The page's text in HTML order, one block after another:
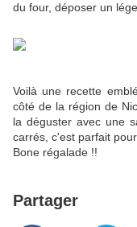
du four, déposer un
Voilà une recette
côté de la région de
la déguster avec une
carrés, c'est parfait
Bone régalade !!
Partager